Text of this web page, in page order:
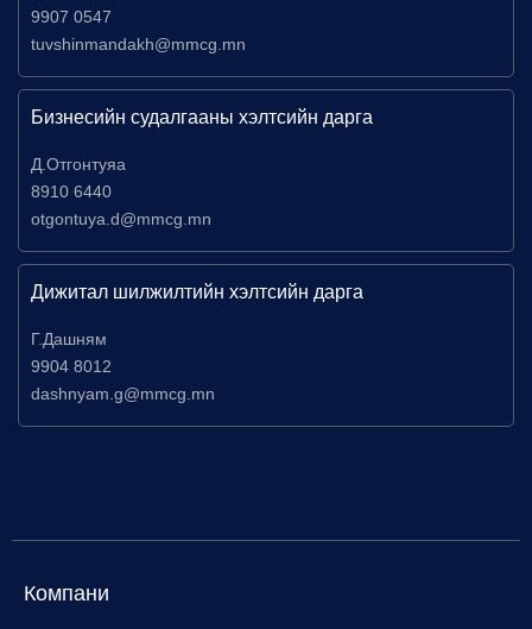
9907 0547
tuvshinmandakh@mmcg.mn
Бизнесийн судалгааны хэлтсийн дарга
Д.Отгонтуяа
8910 6440
otgontuya.d@mmcg.mn
Дижитал шилжилтийн хэлтсийн дарга
Г.Дашням
9904 8012
dashnyam.g@mmcg.mn
Компани